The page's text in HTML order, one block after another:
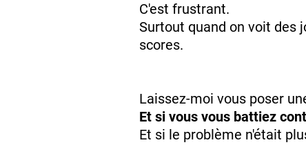
C'est frustrant.
Surtout quand on voit des
scores.
Laissez-moi vous poser
Et si vous vous battiez
Et si le problème n'était